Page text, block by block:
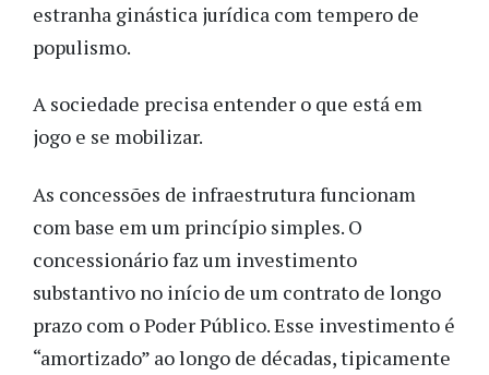
estranha ginástica jurídica com tempero de
populismo.
A sociedade precisa entender o que está em
jogo e se mobilizar.
As concessões de infraestrutura funcionam
com base em um princípio simples. O
concessionário faz um investimento
substantivo no início de um contrato de longo
prazo com o Poder Público. Esse investimento é
“amortizado” ao longo de décadas, tipicamente